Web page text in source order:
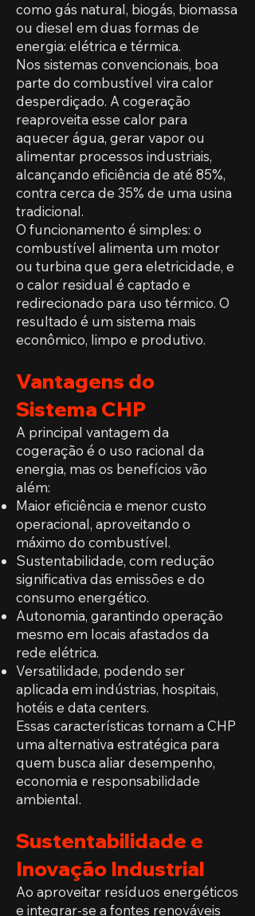
como gás natural, biogás, biomassa
ou diesel em duas formas de
energia: elétrica e térmica.
Nos sistemas convencionais, boa
parte do combustível vira calor
desperdiçado. A cogeração
reaproveita esse calor para
aquecer água, gerar vapor ou
alimentar processos industriais,
alcançando eficiência de até 85%,
contra cerca de 35% de uma usina
tradicional.
O funcionamento é simples: o
combustível alimenta um motor
ou turbina que gera eletricidade, e
o calor residual é captado e
redirecionado para uso térmico. O
resultado é um sistema mais
econômico, limpo e produtivo.
Vantagens do
Sistema CHP
A principal vantagem da
cogeração é o uso racional da
energia, mas os benefícios vão
além:
Maior eficiência e menor custo
operacional, aproveitando o
máximo do combustível.
Sustentabilidade, com redução
significativa das emissões e do
consumo energético.
Autonomia, garantindo operação
mesmo em locais afastados da
rede elétrica.
Versatilidade, podendo ser
aplicada em indústrias, hospitais,
hotéis e data centers.
Essas características tornam a CHP
uma alternativa estratégica para
quem busca aliar desempenho,
economia e responsabilidade
ambiental.
Sustentabilidade e
Inovação Industrial
Ao aproveitar resíduos energéticos
e integrar-se a fontes renováveis